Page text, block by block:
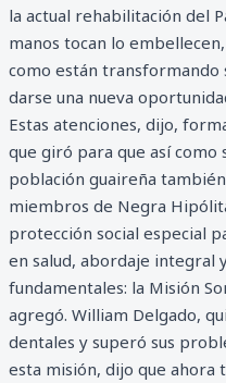
la actual rehabilitación del
manos tocan lo
como están transformando
darse una nueva
Estas atenciones, dijo,
que giró para que así como
población guaireña
miembros de Negra
protección social especial
en salud, abordaje integral
fundamentales: la Misión
agregó. William Delgado,
dentales y superó sus
esta misión, dijo que ahora